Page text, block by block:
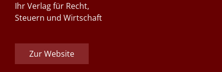
Ihr Verlag für Recht,
Steuern und Wirtschaft
Zur Website